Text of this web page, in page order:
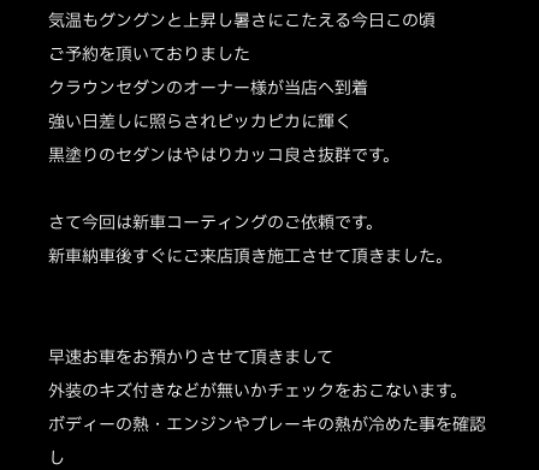
気温もグングンと上昇し暑さにこたえる今日この頃
ご予約を頂いておりました
クラウンセダンのオーナー様が当店へ到着
強い日差しに照らされピッカピカに輝く
黒塗りのセダンはやはりカッコ良さ抜群です。
さて今回は新車コーティングのご依頼です。
新車納車後すぐにご来店頂き施工させて頂きました。
早速お車をお預かりさせて頂きまして
外装のキズ付きなどが無いかチェックをおこないます。
ボディーの熱・エンジンやブレーキの熱が冷めた事を確認
し